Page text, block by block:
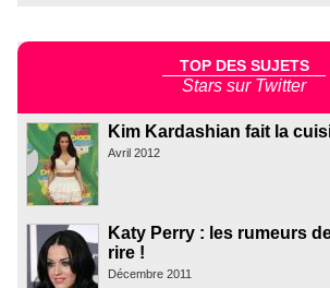
TOP DES SUJETS
Stars sur Twitter
Kim Kardashian fait la
Avril 2012
Katy Perry : les rumeurs
rire !
Décembre 2011